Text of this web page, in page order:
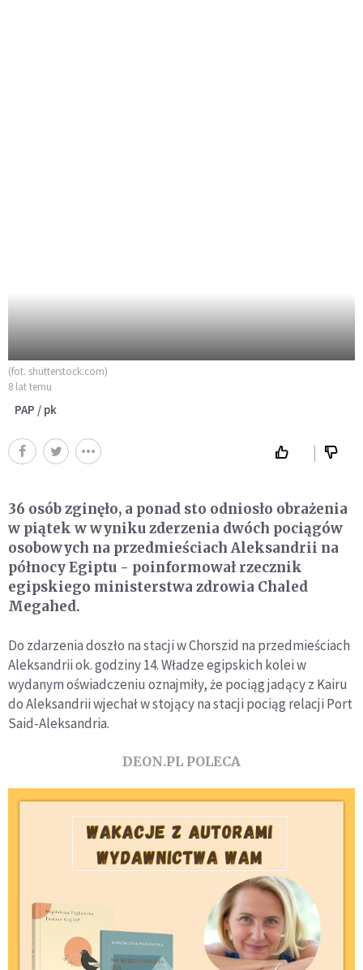
(fot. shutterstock.com)
8 lat temu
PAP / pk
36 osób zginęło, a ponad sto odniosło obrażenia
w piątek w wyniku zderzenia dwóch pociągów
osobowych na przedmieściach Aleksandrii na
północy Egiptu - poinformował rzecznik
egipskiego ministerstwa zdrowia Chaled
Megahed.
Do zdarzenia doszło na stacji w Chorszid na przedmieściach
Aleksandrii ok. godziny 14. Władze egipskich kolei w
wydanym oświadczeniu oznajmiły, że pociąg jadący z Kairu
do Aleksandrii wjechał w stojący na stacji pociąg relacji Port
Said-Aleksandria.
DEON.PL POLECA